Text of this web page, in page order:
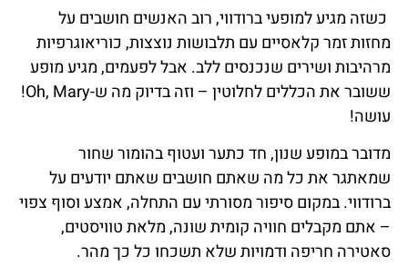
כשזה מגיע למופעי ברודווי, רוב האנשים חושבים על
מחזות זמר קלאסיים עם תלבושות נוצצות, כוריאוגרפיות
מרהיבות ושירים שנכנסים ללב. אבל לפעמים, מגיע מופע
ששובר את הכללים לחלוטין – וזה בדיוק מה ש-Oh, Mary!
עושה!
מדובר במופע שנון, חד כתער ועטוף בהומור שחור
שמאתגר את כל מה שאתם חושבים שאתם יודעים על
ברודווי. במקום סיפור מסורתי עם התחלה, אמצע וסוף צפוי
– אתם מקבלים חוויה קומית שונה, מלאת טוויסטים,
סאטירה חריפה ודמויות שלא תשכחו כל כך מהר.